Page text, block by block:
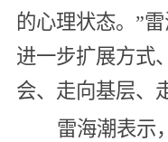
的心理状态。”
进一步扩展方式
会、走向基层、
雷海潮表示